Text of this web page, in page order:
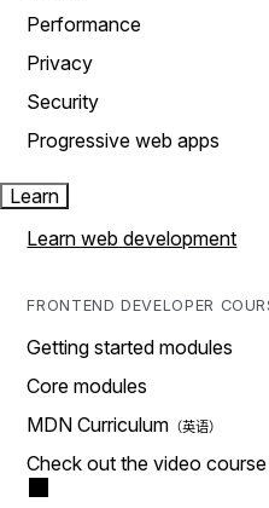
Performance
Privacy
Security
Progressive web apps
Learn
Learn web development
FRONTEND DEVELOPER
Getting started modules
Core modules
MDN Curriculum
Check out the video